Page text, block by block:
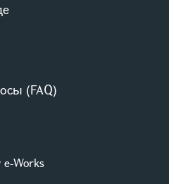
(FAQ)
e-Works